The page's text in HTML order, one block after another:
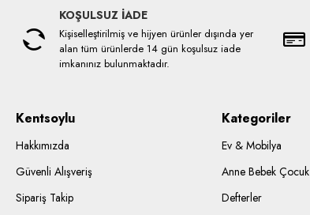
KOŞULSUZ İADE
Kişiselleştirilmiş ve hijyen ürünler dışında yer
alan tüm ürünlerde 14 gün koşulsuz iade
imkanınız bulunmaktadır.
Kentsoylu
Hakkımızda
Güvenli Alışveriş
Sipariş Takip
Kategoriler
Ev & Mobilya
Anne Bebek Çocuk
Defterler